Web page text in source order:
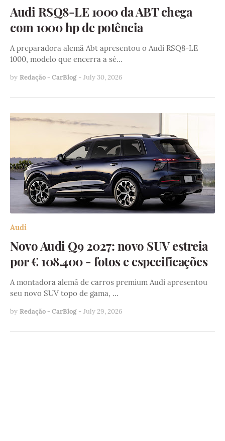
Audi RSQ8-LE 1000 da ABT chega
com 1000 hp de potência
A preparadora alemã Abt apresentou o Audi RSQ8-LE
1000, modelo que encerra a sé…
by Redação - CarBlog - July 30, 2026
Audi
Novo Audi Q9 2027: novo SUV estreia
por € 108.400 - fotos e especificações
A montadora alemã de carros premium Audi apresentou
seu novo SUV topo de gama, …
by Redação - CarBlog - July 29, 2026